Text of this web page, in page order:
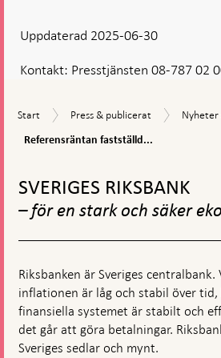
Kontakt: Presstjänsten 08-787 02
Uppdaterad 2025-06-30
Start
Start
Press
publicerat
Press & publicerat
Nyheter
Nyheter
Referensräntan
procent
Referensräntan fastställd...
toppnavigation
SVERIGES RIKSBANK
– för en stark och säker
Riksbanken är Sveriges
inflationen är låg och stabil över
finansiella systemet är stabilt och
det går att göra betalningar.
Sveriges sedlar och mynt.